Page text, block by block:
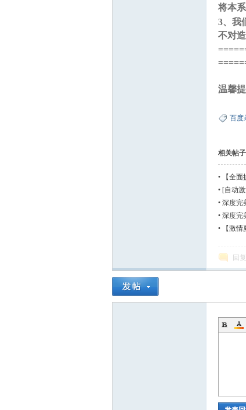
将本
3、我
不对
温馨
百度
相关帖子
• 【全
• [自动
V2017.06
• 深度完
• 深度完
式版
•
【激
回复